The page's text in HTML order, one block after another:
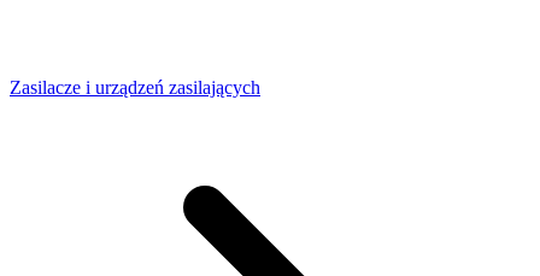
Zasilacze i urządzeń zasilających